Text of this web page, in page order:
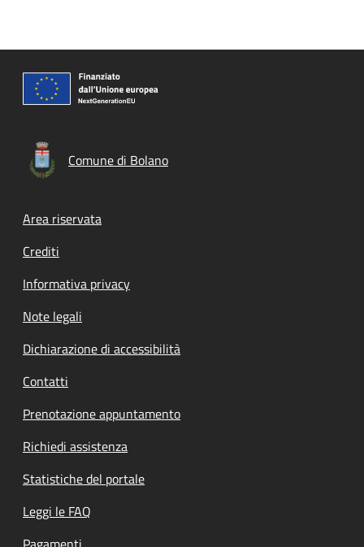
Comune di Bolano
Footer menu
Area riservata
Crediti
Informativa privacy
Note legali
Dichiarazione di accessibilità
Contatti
Prenotazione appuntamento
Richiedi assistenza
Statistiche del portale
Leggi le FAQ